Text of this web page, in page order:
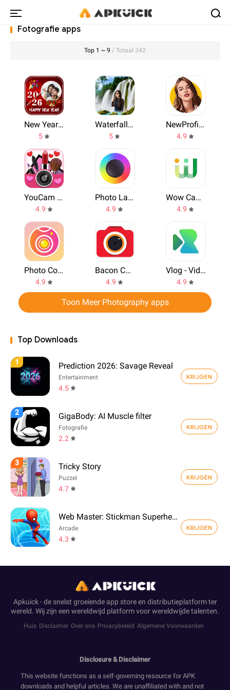
Fotografie apps
Top 1 ~ 9 / Totaal 342
New Year Photo Frame 2026
5
Waterfall Photo Frames
5
NewProfilePic
4.9
YouCam Makeup
4.9
Photo Lab. HDR Camera and Editor.
4.9
Wow Camera
4.9
Photo Collage Maker
4.9
Bacon Camera
4.9
Vlog - Video Maker
4.9
Toon Meer Photography apps
Top Downloads
1 Prediction 2026: Savage Reveal
Entertainment
4.5
KRIJGEN
2 GigaBody: AI Muscle filter
Fotografie
2.2
KRIJGEN
3 Tricky Story
Puzzel
4.7
KRIJGEN
Web Master: Stickman Superhero
Arcade
4.3
KRIJGEN
Apkuick - de snelst groeiende app store en distributieplatform ter
wereld. Wij zijn een wereldwijd platform voor wereldwijde talenten.
Huis Disclaimer Over ons Privacybeleid Algemene Voorwaarden
Disclosure & Disclaimer
This website functions as a self-governing resource for APK
downloads and helpful articles. We are unaffiliated with and not